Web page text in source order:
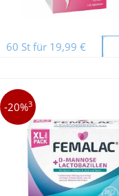
60 St für 19,99 €
-20%3